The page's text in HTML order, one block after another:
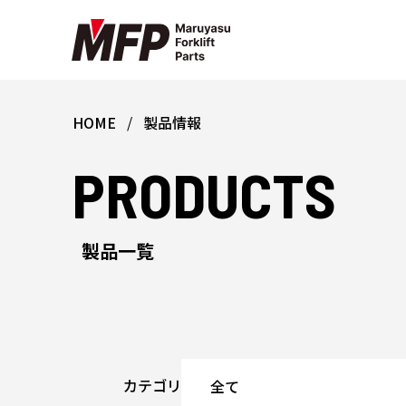
HOME 製品情報
PRODUCTS
製品一覧
カテゴリ